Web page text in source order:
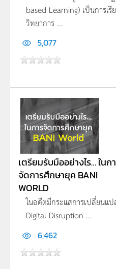
based Learning) เป็นการเ
วิทยาการ ...
5,077
เตรียมรับมืออย่างไร… ในก
จัดการศึกษายุค BANI
WORLD
ในอดีตมีกระแสการเปลี่ยนแป
Digital Disruption ...
6,462